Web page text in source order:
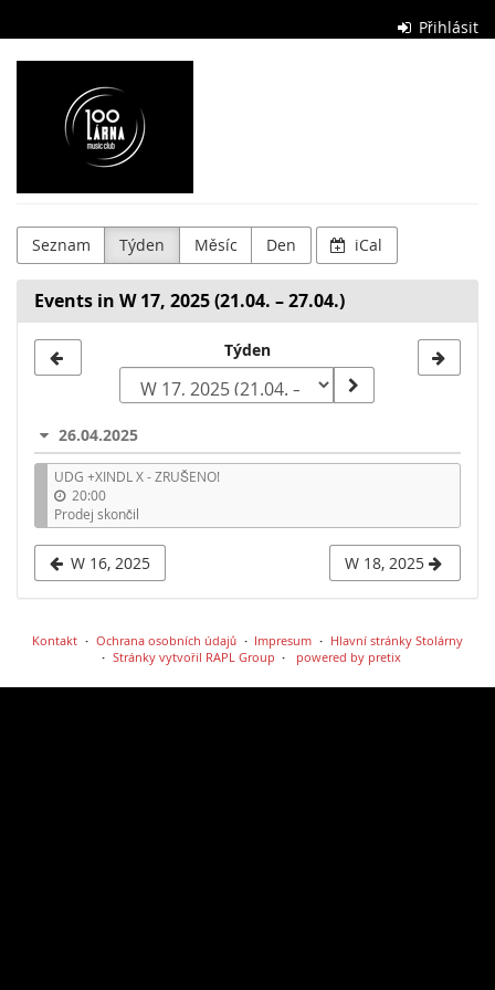
main
content
Přihlásit
Stolárna
Club
Seznam Týden Měsíc Den iCal
Events in W 17, 2025 (21.04. – 27.04.)
to
display
Týden
26.04.2025
UDG +XINDL X - ZRUŠENO!
20:00
Prodej skončil
W 16, 2025 W 18, 2025
Kontakt Ochrana osobních údajů Impresum
Hlavní stránky Stolárny
Stránky vytvořil RAPL Group
powered by pretix